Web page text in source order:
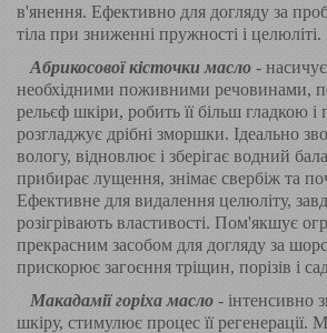
в'янення. Ефективно для догляду за
тіла при зниженні пружності і целюліті.
Абрикосової кісточки масло -
необхідними поживними речовинами,
рельєф шкіри, робить її більш гладкою
розгладжує дрібні зморшки. Ідеально
вологу, відновлює і зберігає водний
прибирає лущення, знімає свербіж та
Ефективне для видалення целюліту,
розігрівають властивості. Пом'якшує
прекрасним засобом для догляду за
прискорює загоєння тріщин, порізів і
Макадамії горіха масло - інтенсивно
шкіру, стимулює процес її регенерації.